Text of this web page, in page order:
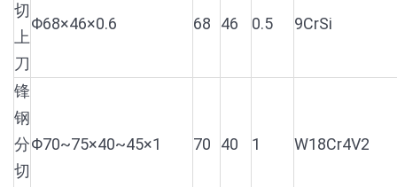
切
上
刀
Φ68×46×0.6 68 46 0.5 9CrSi
锋
钢
分
切
Φ70~75×40~45×1 70 40 1 W18Cr4V2